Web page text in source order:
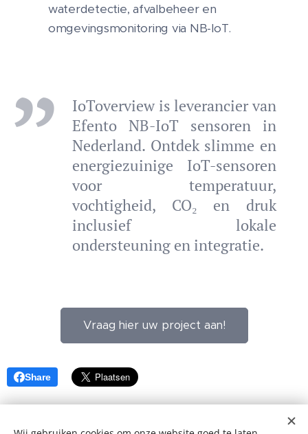
waterdetectie, afvalbeheer en
omgevingsmonitoring via NB-IoT.
IoToverview is leverancier van
Efento NB-IoT sensoren in
Nederland. Ontdek slimme en
energiezuinige IoT-sensoren
voor temperatuur,
vochtigheid, CO₂ en druk
inclusief lokale
ondersteuning en integratie.
Vraag hier uw project aan!
Share